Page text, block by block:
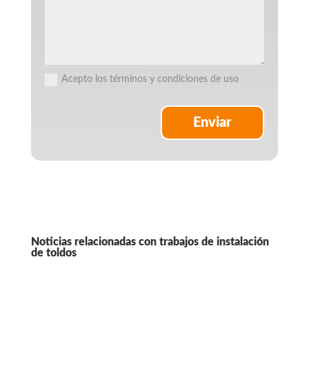
Acepto los términos y condiciones de uso
Enviar
Noticias relacionadas con trabajos de instalación
de toldos